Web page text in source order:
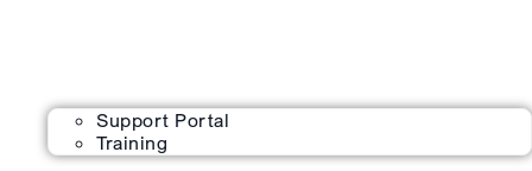
Support Portal
Training